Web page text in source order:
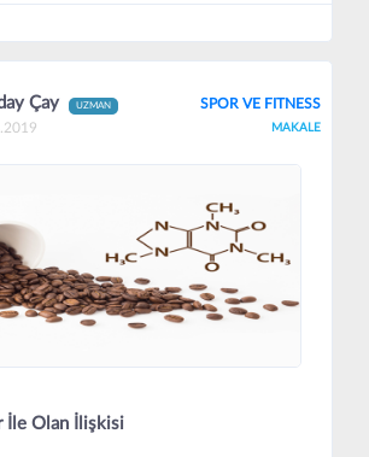
Çay UZMAN SPOR VE FITNESS
MAKALE
İle Olan İlişkisi